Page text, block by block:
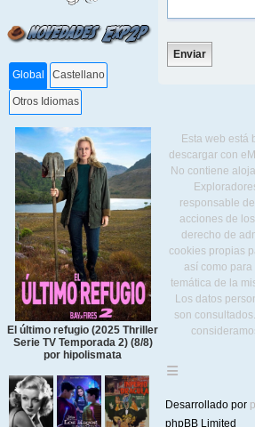
Global Castellano
Otros Idiomas
El último refugio (2025 Thriller
Serie TV Temporada 2) (8/8)
por hipolismata
Esta web está
descargar con
No contiene
responsable
acciones de
derecho de
cookies propias
así como
temática de la
Los datos
son
Desarrollado por
phpBB Limited